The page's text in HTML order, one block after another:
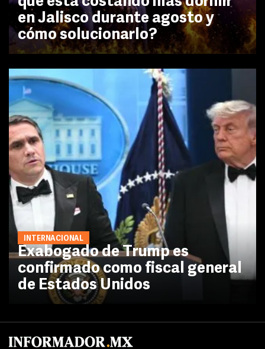
en Jalisco durante agosto y
cómo solucionarlo?
INTERNACIONAL
Exabogado de Trump es
confirmado como fiscal general
de Estados Unidos